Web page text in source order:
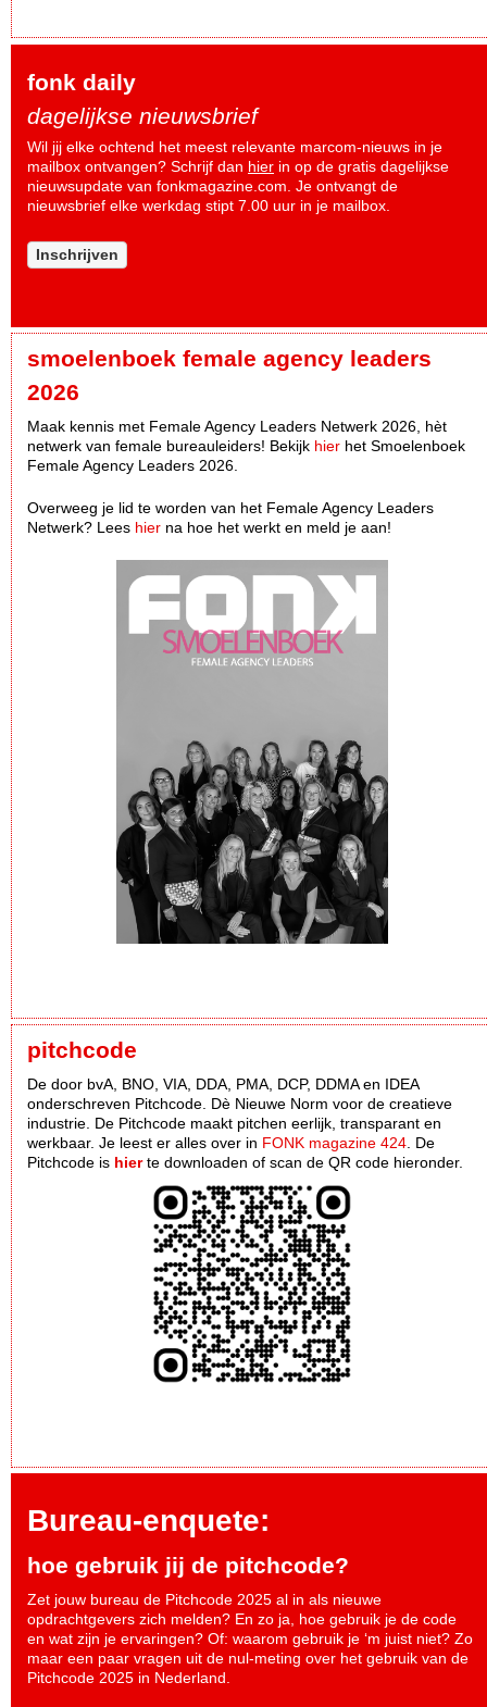
fonk daily
dagelijkse nieuwsbrief
Wil jij elke ochtend het meest relevante marcom-nieuws in je
mailbox ontvangen? Schrijf dan hier in op de gratis dagelijkse
nieuwsupdate van fonkmagazine.com. Je ontvangt de
nieuwsbrief elke werkdag stipt 7.00 uur in je mailbox.
Inschrijven
smoelenboek female agency leaders
2026
Maak kennis met Female Agency Leaders Netwerk 2026, hèt
netwerk van female bureauleiders! Bekijk hier het Smoelenboek
Female Agency Leaders 2026.
Overweeg je lid te worden van het Female Agency Leaders
Netwerk? Lees hier na hoe het werkt en meld je aan!
pitchcode
De door bvA, BNO, VIA, DDA, PMA, DCP, DDMA en IDEA
onderschreven Pitchcode. Dè Nieuwe Norm voor de creatieve
industrie. De Pitchcode maakt pitchen eerlijk, transparant en
werkbaar. Je leest er alles over in FONK magazine 424 . De
Pitchcode is hierte downloaden of scan de QR code hieronder.
Bureau-enquete:
hoe gebruik jij de pitchcode?
Zet jouw bureau de Pitchcode 2025 al in als nieuwe
opdrachtgevers zich melden? En zo ja, hoe gebruik je de code
en wat zijn je ervaringen? Of: waarom gebruik je ‘m juist niet? Zo
maar een paar vragen uit de nul-meting over het gebruik van de
Pitchcode 2025 in Nederland.